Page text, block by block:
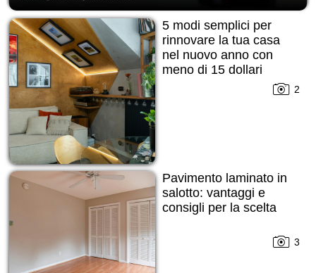
5 modi semplici per
rinnovare la tua casa
nel nuovo anno con
meno di 15 dollari
2
Pavimento laminato in
salotto: vantaggi e
consigli per la scelta
3